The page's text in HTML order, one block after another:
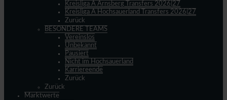
Kreisliga A Arnsberg Transfers 2026|27
Kreisliga A Hochsauerland Transfers 2026|27
Zurück
BESONDERE TEAMS
Vereinslos
Unbekannt
Pausiert
Nicht im Hochsauerland
Karriereende
Zurück
Zurück
Marktwerte